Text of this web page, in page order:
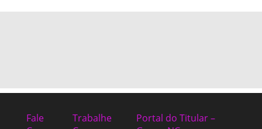
Fale
Trabalhe
Portal do Titular –